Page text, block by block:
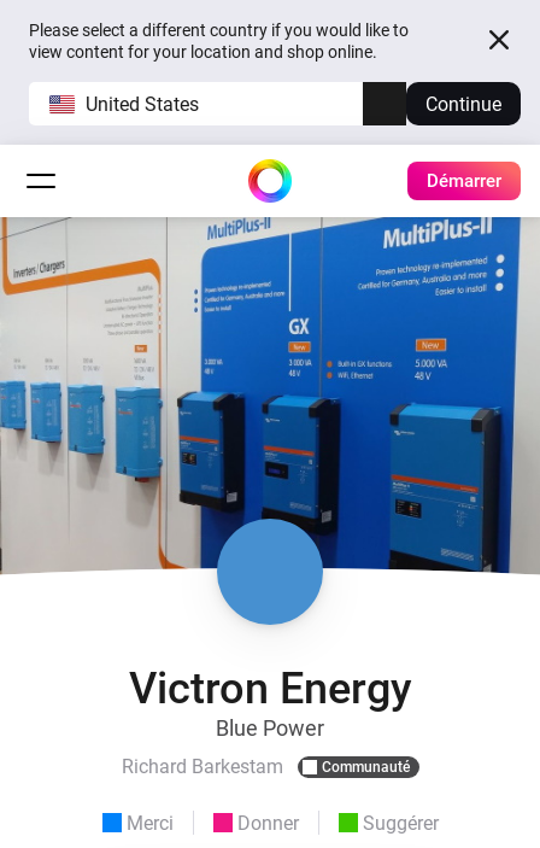
Please select a different country if you would like to
view content for your location and shop online.
United States Continue
Démarrer
Victron Energy
Blue Power
Richard Barkestam Communauté
Merci Donner Suggérer